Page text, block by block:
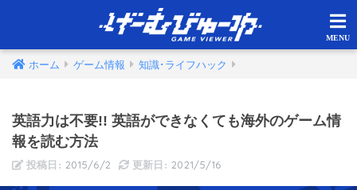
ホーム ゲーム情報 知識･ライフハック
英語力は不要!! 英語ができなくても海外のゲーム情
報を読む方法
2015/6/2 2021/5/16